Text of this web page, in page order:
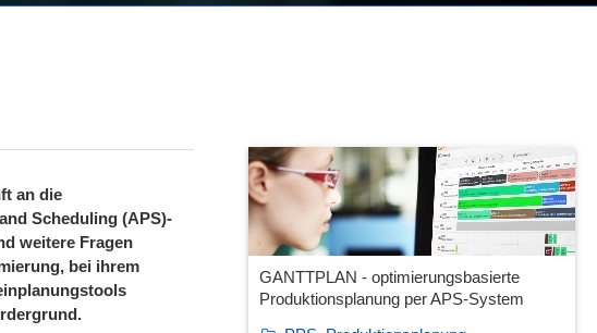
an die
Scheduling (APS)-
weitere Fragen
bei ihrem
GANTTPLAN - optimierungsbasierte
Produktionsplanung per APS-System